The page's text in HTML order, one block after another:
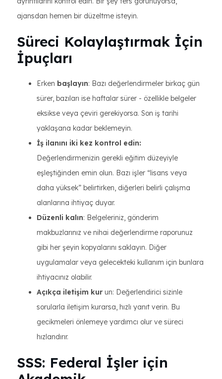
ajansdan hemen bir düzeltme isteyin.
Süreci Kolaylaştırmak İçin
İpuçları
Erken başlayın: Bazı değerlendirmeler birkaç gün
sürer, bazıları ise haftalar sürer - özellikle belgeler
eksikse veya çeviri gerekiyorsa. Son iş tarihi
yaklaşana kadar beklemeyin.
İş ilanını iki kez kontrol edin:
Değerlendirmenizin gerekli eğitim düzeyiyle
eşleştiğinden emin olun. Bazı işler “lisans veya
daha yüksek” belirtirken, diğerleri belirli çalışma
alanlarına ihtiyaç duyar.
Düzenli kalın: Belgeleriniz, gönderim
makbuzlarınız ve nihai değerlendirme raporunuz
gibi her şeyin kopyalarını saklayın. Diğer
uygulamalar veya gelecekteki kullanım için bunlara
ihtiyacınız olabilir.
Açıkça iletişim kur un: Değerlendirici sizinle
sorularla iletişim kurarsa, hızlı yanıt verin. Bu
gecikmeleri önlemeye yardımcı olur ve süreci
hızlandırır.
SSS: Federal İşler için